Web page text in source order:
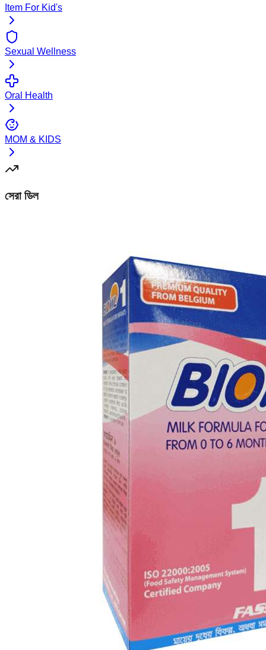
Item For Kid's
Sexual Wellness
Oral Health
MOM & KIDS
সেরা ডিল